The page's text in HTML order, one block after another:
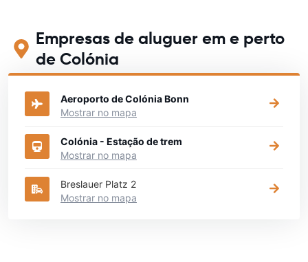
Empresas de aluguer em e perto
de Colónia
Aeroporto de Colónia Bonn
Mostrar no mapa
Colónia - Estação de trem
Mostrar no mapa
Breslauer Platz 2
Mostrar no mapa